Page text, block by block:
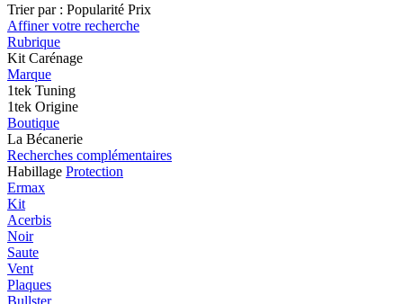
Trier par : Popularité Prix
Affiner votre recherche
Rubrique
Kit Carénage
Marque
1tek Tuning
1tek Origine
Boutique
La Bécanerie
Recherches complémentaires
Habillage Protection
Ermax
Kit
Acerbis
Noir
Saute
Vent
Plaques
Bullster